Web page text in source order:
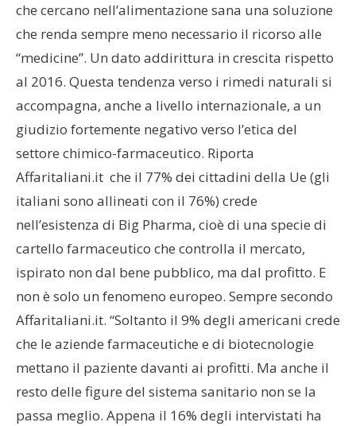
che cercano nell’alimentazione sana una soluzione
che renda sempre meno necessario il ricorso alle
“medicine”. Un dato addirittura in crescita rispetto
al 2016. Questa tendenza verso i rimedi naturali si
accompagna, anche a livello internazionale, a un
giudizio fortemente negativo verso l’etica del
settore chimico-farmaceutico. Riporta
Affaritaliani.it che il 77% dei cittadini della Ue (gli
italiani sono allineati con il 76%) crede
nell’esistenza di Big Pharma, cioè di una specie di
cartello farmaceutico che controlla il mercato,
ispirato non dal bene pubblico, ma dal profitto. E
non è solo un fenomeno europeo. Sempre secondo
Affaritaliani.it. “Soltanto il 9% degli americani crede
che le aziende farmaceutiche e di biotecnologie
mettano il paziente davanti ai profitti. Ma anche il
resto delle figure del sistema sanitario non se la
passa meglio. Appena il 16% degli intervistati ha